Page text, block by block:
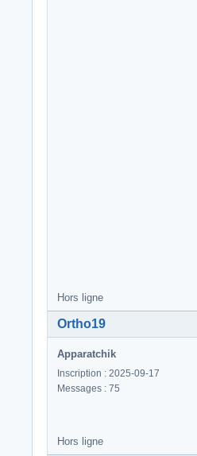
Hors ligne
Ortho19
Apparatchik
Inscription : 2025-09-17
Messages : 75
Hors ligne